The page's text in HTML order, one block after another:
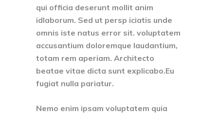
qui officia deserunt mollit anim
idlaborum. Sed ut persp iciatis unde
omnis iste natus error sit. voluptatem
accusantium doloremque laudantium,
totam rem aperiam. Architecto
beatae vitae dicta sunt explicabo.Eu
fugiat nulla pariatur.
Nemo enim ipsam voluptatem quia